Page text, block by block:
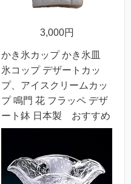
3,000円
かき氷カップ かき氷皿
氷コップ デザートカッ
プ、アイスクリームカッ
プ 鳴門 花 フラッペ デザ
ート鉢 日本製 おすすめ